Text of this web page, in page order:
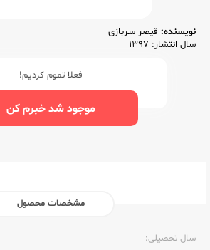
نویسنده: قیصر سربازی
سال انتشار: 1397
فعلا تموم کردیم!
موجود شد خبرم کن
مشخصات محصول
سال تحصیلی:‌